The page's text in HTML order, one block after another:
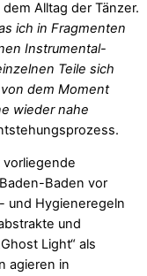
Alltag der Tänzer.
ich in Fragmenten
Instrumental-
Teile sich
dem Moment
wieder nahe
vorliegende
Baden vor
und Hygieneregeln
und
Light“ als
agieren in